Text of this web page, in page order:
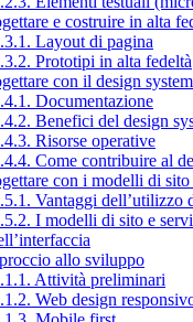
e costruire in alta
Layout di pagina
Prototipi in alta fedeltà
con il design
Documentazione
Benefici del design
Risorse operative
Come contribuire al
con i modelli di sito
Vantaggi dell’utilizzo
I modelli di sito e
allo sviluppo
Attività preliminari
Web design